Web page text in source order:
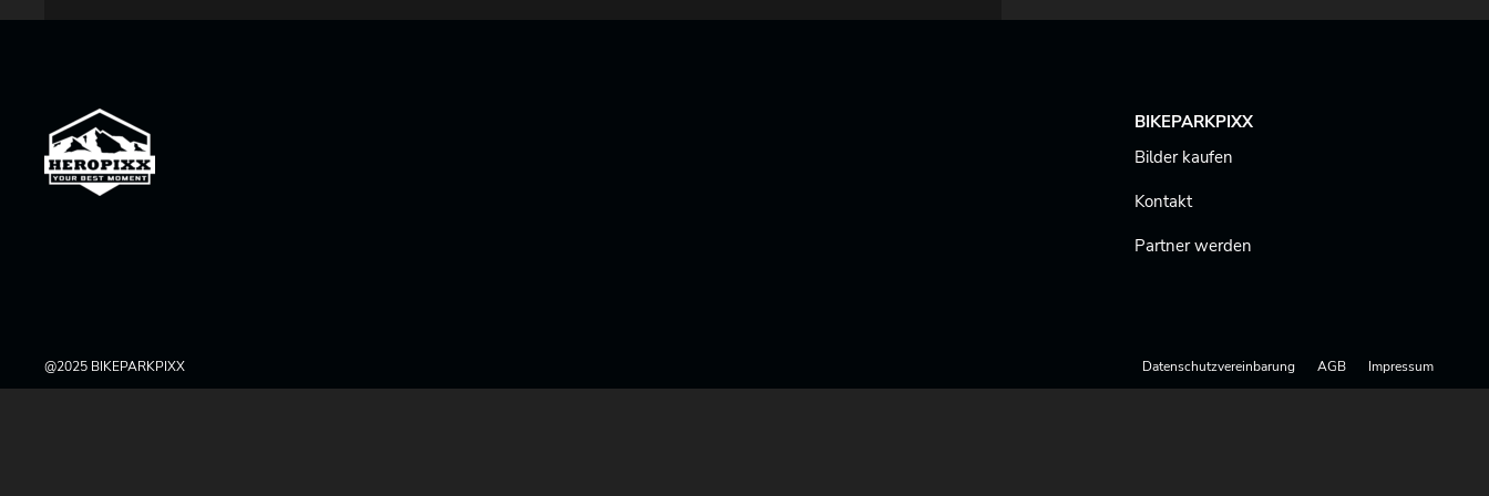
BIKEPARKPIXX
Bilder kaufen
Kontakt
Partner werden
@2025 BIKEPARKPIXX Datenschutzvereinbarung AGB Impressum